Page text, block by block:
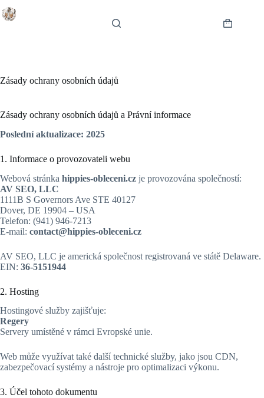
to
Shopping
Zásady ochrany osobních údajů
Zásady ochrany osobních údajů a Právní informace
Poslední aktualizace: 2025
1. Informace o provozovateli webu
Webová stránka hippies-obleceni.cz je provozována společností:
AV SEO, LLC
1111B S Governors Ave STE 40127
Dover, DE 19904 – USA
Telefon: (941) 946-7213
E-mail: contact@hippies-obleceni.cz
AV SEO, LLC je americká společnost registrovaná ve státě Delaware.
EIN: 36-5151944
2. Hosting
Hostingové služby zajišťuje:
Regery
Servery umístěné v rámci Evropské unie.
Web může využívat také další technické služby, jako jsou CDN,
zabezpečovací systémy a nástroje pro optimalizaci výkonu.
3. Účel tohoto dokumentu